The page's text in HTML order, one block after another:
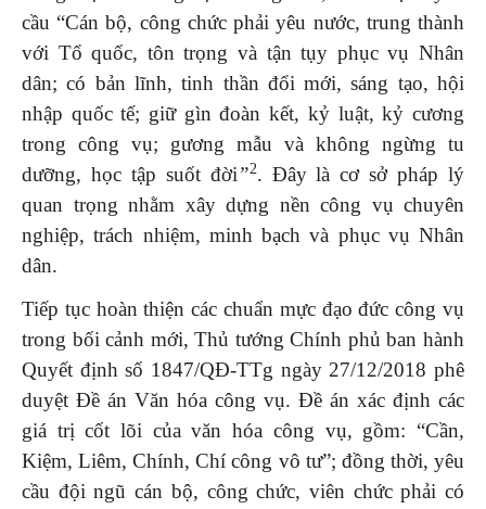
cầu “Cán bộ, công chức phải yêu nước, trung thành
với Tổ quốc, tôn trọng và tận tụy phục vụ Nhân
dân; có bản lĩnh, tinh thần đổi mới, sáng tạo, hội
nhập quốc tế; giữ gìn đoàn kết, kỷ luật, kỷ cương
trong công vụ; gương mẫu và không ngừng tu
dưỡng, học tập suốt đời”2. Đây là cơ sở pháp lý
quan trọng nhằm xây dựng nền công vụ chuyên
nghiệp, trách nhiệm, minh bạch và phục vụ Nhân
dân.
Tiếp tục hoàn thiện các chuẩn mực đạo đức công vụ
trong bối cảnh mới, Thủ tướng Chính phủ ban hành
Quyết định số 1847/QĐ-TTg ngày 27/12/2018 phê
duyệt Đề án Văn hóa công vụ. Đề án xác định các
giá trị cốt lõi của văn hóa công vụ, gồm: “Cần,
Kiệm, Liêm, Chính, Chí công vô tư”; đồng thời, yêu
cầu đội ngũ cán bộ, công chức, viên chức phải có